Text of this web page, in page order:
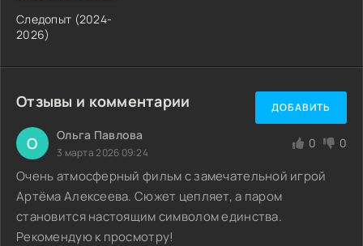
Следопыт (2024-
2026)
Отзывы и комментарии ДОБАВИТЬ
О Ольга Павлова
3 марта 2026 09:24
0 0
Очень атмосферный фильм с замечательной игрой
Артёма Алексеева. Сюжет цепляет, а паром
становится настоящим символом единства.
Рекомендую к просмотру!